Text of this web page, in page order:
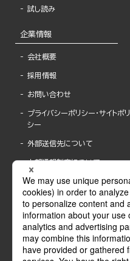
試し読み
企業情報
会社概要
採用情報
お問い合わせ
プライバシーポリシー・サイトポリ
シー
外部送信先について
内部通報制度について